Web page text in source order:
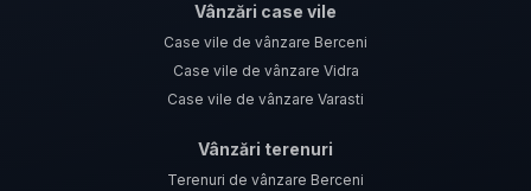
Vânzări case vile
Case vile de vânzare Berceni
Case vile de vânzare Vidra
Case vile de vânzare Varasti
Vânzări terenuri
Terenuri de vânzare Berceni